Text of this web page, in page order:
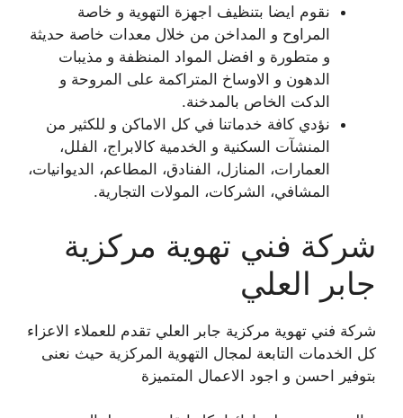
نقوم ايضا بتنظيف اجهزة التهوية و خاصة
المراوح و المداخن من خلال معدات خاصة حديثة
و متطورة و افضل المواد المنظفة و مذيبات
الدهون و الاوساخ المتراكمة على المروحة و
الدكت الخاص بالمدخنة.
نؤدي كافة خدماتنا في كل الاماكن و للكثير من
المنشآت السكنية و الخدمية كالابراج، الفلل،
العمارات، المنازل، الفنادق، المطاعم، الديوانيات،
المشافي، الشركات، المولات التجارية.
شركة فني تهوية مركزية
جابر العلي
شركة فني تهوية مركزية جابر العلي تقدم للعملاء الاعزاء
كل الخدمات التابعة لمجال التهوية المركزية حيث نعنى
بتوفير احسن و اجود الاعمال المتميزة